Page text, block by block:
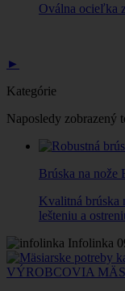
Oválna ocieľka
►
Kategórie
Naposledy zobrazený
Brúska na nože
Kvalitná brúska
lešteniu a
Infolinka
VÝROBCOVIA